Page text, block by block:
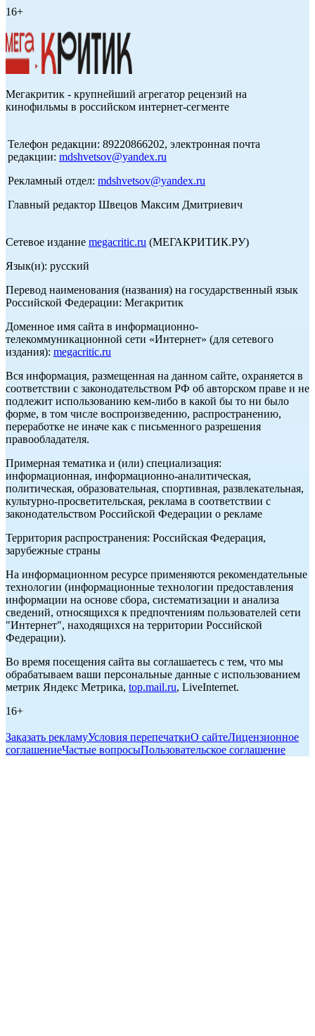
16+
Мегакритик - крупнейший агрегатор рецензий на
кинофильмы в российском интернет-сегменте
Телефон редакции: 89220866202, электронная почта
редакции: mdshvetsov@yandex.ru
Рекламный отдел: mdshvetsov@yandex.ru
Главный редактор Швецов Максим Дмитриевич
Сетевое издание megacritic.ru (МЕГАКРИТИК.РУ)
Язык(и): русский
Перевод наименования (названия) на государственный язык
Российской Федерации: Мегакритик
Доменное имя сайта в информационно-
телекоммуникационной сети «Интернет» (для сетевого
издания): megacritic.ru
Вся информация, размещенная на данном сайте, охраняется в
соответствии с законодательством РФ об авторском праве и не
подлежит использованию кем-либо в какой бы то ни было
форме, в том числе воспроизведению, распространению,
переработке не иначе как с письменного разрешения
правообладателя.
Примерная тематика и (или) специализация:
информационная, информационно-аналитическая,
политическая, образовательная, спортивная, развлекательная,
культурно-просветительская, реклама в соответствии с
законодательством Российской Федерации о рекламе
Территория распространения: Российская Федерация,
зарубежные страны
На информационном ресурсе применяются рекомендательные
технологии (информационные технологии предоставления
информации на основе сбора, систематизации и анализа
сведений, относящихся к предпочтениям пользователей сети
"Интернет", находящихся на территории Российской
Федерации).
Во время посещения сайта вы соглашаетесь с тем, что мы
обрабатываем ваши персональные данные с использованием
метрик Яндекс Метрика, top.mail.ru, LiveInternet.
16+
Заказать рекламуУсловия перепечаткиО сайтеЛицензионное
соглашениеЧастые вопросыПользовательское соглашение